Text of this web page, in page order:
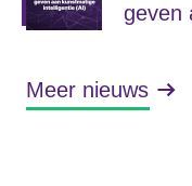
geven
Meer nieuws